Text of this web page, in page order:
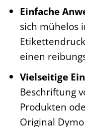
Einfache
sich mühelos
einen
Vielseitige
Beschriftung
Produkten
Original